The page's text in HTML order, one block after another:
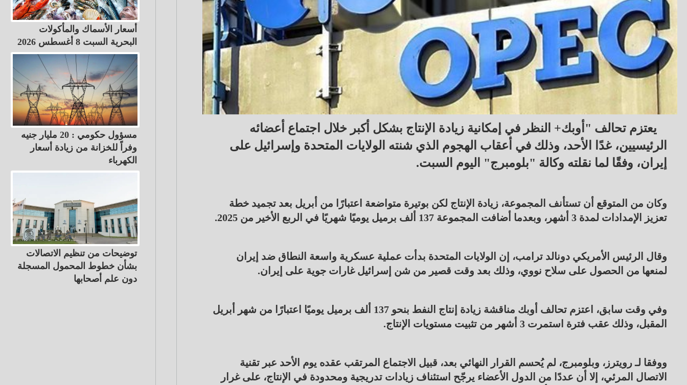
يعتزم تحالف "أوبك+ النظر في إمكانية زيادة الإنتاج بشكل أكبر خلال اجتماع أعضائه
الرئيسيين، غدًا الأحد، وذلك في أعقاب الهجوم الذي شنته الولايات المتحدة وإسرائيل على
إيران، وفقًا لما نقلته وكالة "بلومبرج" اليوم السبت.
وكان من المتوقع أن تستأنف المجموعة، زيادة الإنتاج لكن بوتيرة متواضعة اعتبارًا من أبريل بعد تجميد خطة
تعزيز الإمدادات لمدة 3 أشهر، وبعدما أضافت المجموعة 137 ألف برميل يوميًا شهريًا في الربع الأخير من 2025.
وقال الرئيس الأمريكي دونالد ترامب، إن الولايات المتحدة بدأت عملية عسكرية واسعة النطاق ضد إيران
لمنعها من الحصول على سلاح نووي، وذلك بعد وقت قصير من شن إسرائيل غارات جوية على إيران.
وفي وقت سابق، اعتزم تحالف أوبك مناقشة زيادة إنتاج النفط بنحو 137 ألف برميل يوميًا اعتبارًا من شهر أبريل
المقبل، وذلك عقب فترة استمرت 3 أشهر من تثبيت مستويات الإنتاج.
ووفقا لـ رويترز، وبلومبرج، لم يُحسم القرار النهائي بعد، قبيل الاجتماع المرتقب عقده يوم الأحد عبر تقنية
الاتصال المرئي، إلا أن عددًا من الدول الأعضاء يرجّح استئناف زيادات تدريجية ومحدودة في الإنتاج، على غرار
أسعار الأسماك والمأكولات
البحرية السبت 8 أغسطس 2026
مسؤول حكومي : 20 مليار جنيه
وفراً للخزانة من زيادة أسعار
الكهرباء
توضيحات من تنظيم الاتصالات
بشأن خطوط المحمول المسجلة
دون علم أصحابها